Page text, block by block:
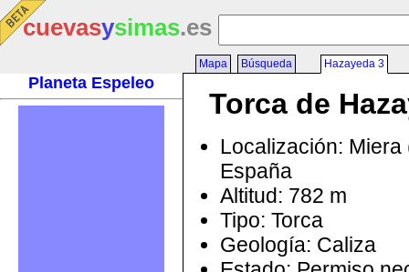
cuevasysimas.es
Planeta Espeleo
Mapa Búsqueda Hazayeda 3
Torca de
Localización: Miera
España
Altitud: 782 m
Tipo: Torca
Geología: Caliza